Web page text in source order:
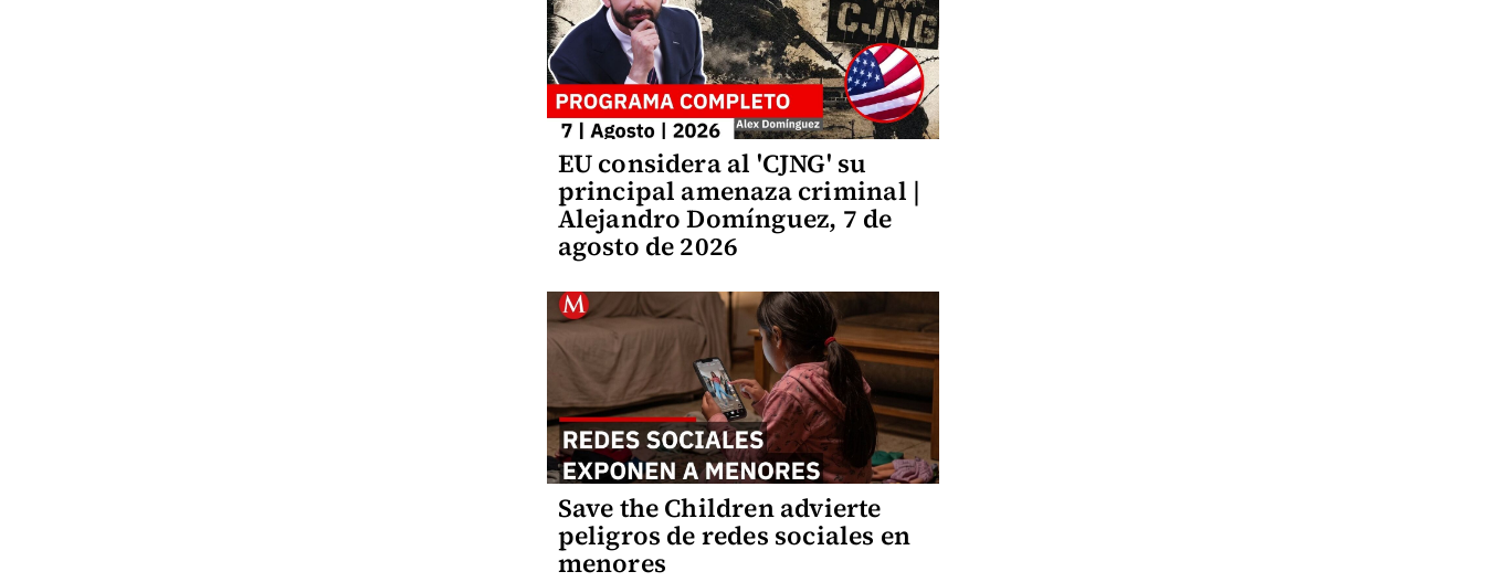
EU considera al 'CJNG' su
principal amenaza criminal |
Alejandro Domínguez, 7 de
agosto de 2026
Save the Children advierte
peligros de redes sociales en
menores